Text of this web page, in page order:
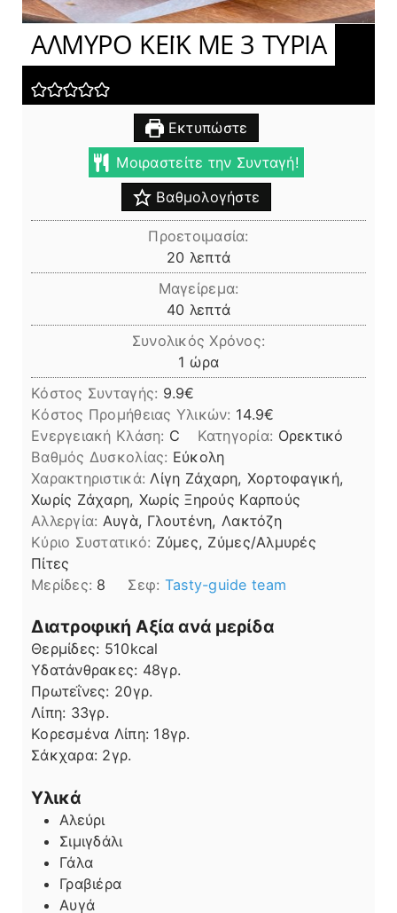
ΑΛΜΥΡΟ ΚΕΪΚ ΜΕ 3 ΤΥΡΙΑ
Εκτυπώστε
Μοιραστείτε την Συνταγή!
Βαθμολογήστε
Προετοιμασία:
20 λεπτά
λεπτά
Μαγείρεμα:
40 λεπτά
λεπτά
Συνολικός Χρόνος:
1 ώρα
ώρα
Κόστος Συνταγής: 9.9€
Kόστος Προμήθειας Υλικών: 14.9
Ενεργειακή Κλάση: C Κατηγορία: Ορεκτικό
Βαθμός Δυσκολίας: Εύκολη
Χαρακτηριστικά: Λίγη Ζάχαρη, Χορτοφαγική,
Χωρίς Ζάχαρη, Χωρίς Ξηρούς Καρπούς
Αλλεργία: Αυγὰ, Γλουτένη, Λακτόζη
Kύριο Συστατικό: Ζύμες, Ζύμες/Αλμυρές
Πίτες
Μερίδες: 8 Σεφ: Tasty-guide team
Διατροφική Αξία ανά μερίδα
Θερμίδες: 510kcal
Υδατάνθρακες: 48γρ.
Πρωτεΐνες: 20γρ.
Λίπη
Λίπη: 33γρ.
Κορεσμένα Λίπη: 18γρ.
Σάκχαρα: 2γρ.
Υλικά
Αλεύρι
Σιμιγδάλι
Γάλα
Γραβιέρα
Αυγά